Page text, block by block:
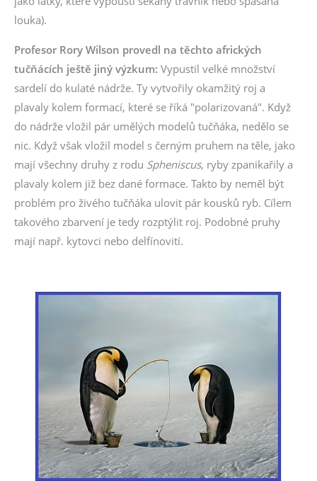
louka).
Profesor Rory Wilson provedl na těchto afrických
tučňácích ještě jiný výzkum: Vypustil velké množství
sardelí do kulaté nádrže. Ty vytvořily okamžitý roj a
plavaly kolem formací, které se říká "polarizovaná". Když
do nádrže vložil pár umělých modelů tučňáka, nedělo se
nic. Když však vložil model s černým pruhem na těle, jako
mají všechny druhy z rodu Spheniscus, ryby zpanikařily a
plavaly kolem již bez dané formace. Takto by neměl být
problém pro živého tučňáka ulovit pár kousků ryb. Cílem
takového zbarvení je tedy rozptýlit roj. Podobné pruhy
mají např. kytovci nebo delfínovití.